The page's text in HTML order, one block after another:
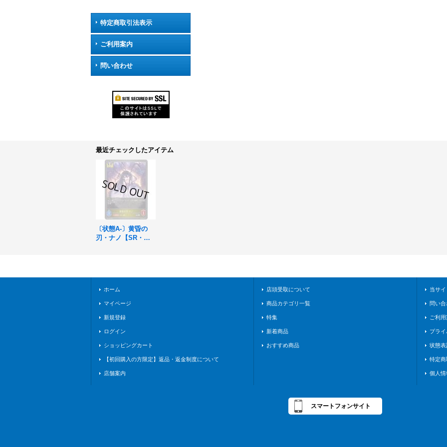
特定商取引法表示
ご利用案内
問い合わせ
最近チェックしたアイテム
〔状態A-〕黄昏の
刃・ナノ【SR・プ
ホーム
マイページ
新規登録
ログイン
ショッピングカート
【初回購入の方限定】返品・返金制度について
店舗案内
店頭受取について
商品カテゴリ一覧
特集
新着商品
おすすめ商品
当サ
問い合
ご利
プラ
状態表
特定
個人
スマートフォンサイト